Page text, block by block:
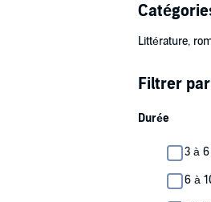
Littérature,
Filtrer par
Durée
3 à
6 à